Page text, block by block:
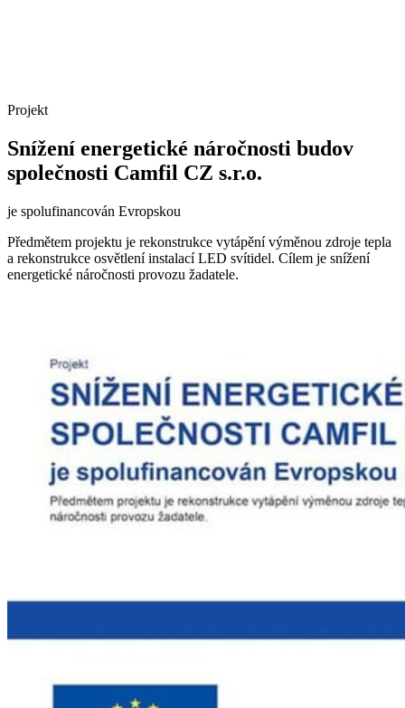
Projekt
Snížení energetické náročnosti budov
společnosti Camfil CZ s.r.o.
je spolufinancován Evropskou
Předmětem projektu je rekonstrukce vytápění výměnou zdroje tepla
a rekonstrukce osvětlení instalací LED svítidel. Cílem je snížení
energetické náročnosti provozu žadatele.